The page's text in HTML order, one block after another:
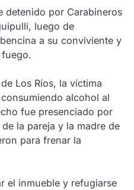
detenido por Carabineros
luego de
a su conviviente y
Los Ríos, la víctima
alcohol al
fue presenciado por
la pareja y la madre de
para frenar la
el inmueble y refugiarse